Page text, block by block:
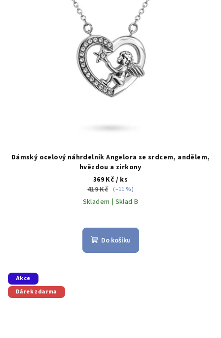
Dámský ocelový náhrdelník Angelora se srdcem, andělem,
hvězdou a zirkony
369 Kč / ks
419 Kč (–11 %)
Skladem | Sklad B
Do košíku
Akce
Dárek zdarma